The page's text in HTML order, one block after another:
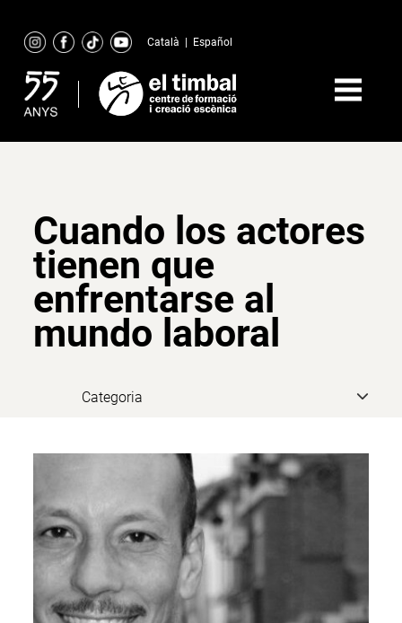
content
Català Español
Cuando los actores
tienen que
enfrentarse al
mundo laboral